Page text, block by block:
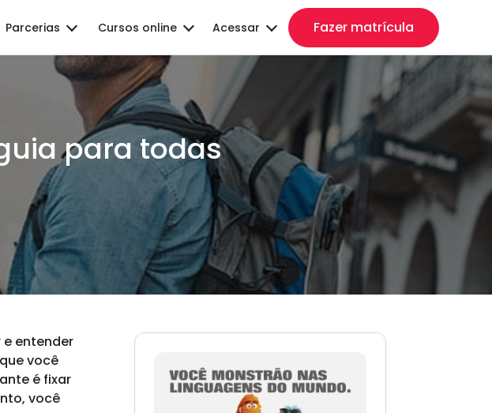
Parcerias Cursos online Acessar Fazer matrícula
para todas
entender
você
é fixar
você